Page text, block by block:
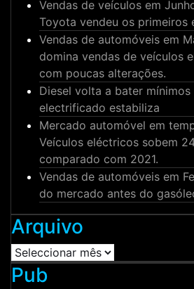
Vendas de veículos em
Toyota vendeu os primeiros
Vendas de automóveis em
domina vendas de veículos
com poucas alterações.
Diesel volta a bater
electrificado estabiliza
Mercado automóvel em
Veículos eléctricos sobem
comparado com 2021.
Vendas de automóveis em
do mercado antes do
Arquivo
Arquivo
Pub